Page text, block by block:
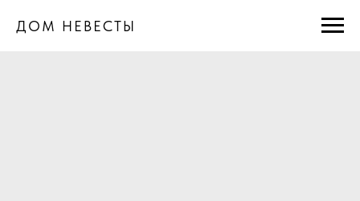
ДОМ НЕВЕСТЫ